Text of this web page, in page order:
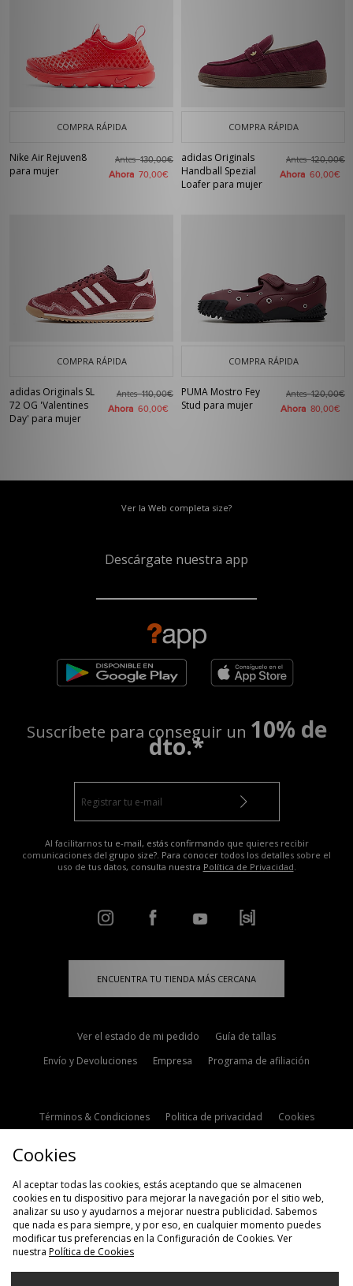
COMPRA RÁPIDA
Nike Air Rejuven8
para mujer
Antes130,00€
Ahora 70,00€
COMPRA RÁPIDA
adidas Originals
Handball Spezial
Loafer para mujer
Antes120,00€
Ahora 60,00€
COMPRA RÁPIDA
adidas Originals SL
72 OG 'Valentines
Day' para mujer
Antes110,00€
Ahora 60,00€
COMPRA RÁPIDA
PUMA Mostro Fey
Stud para mujer
Antes120,00€
Ahora 80,00€
Ver la Web completa size?
Descárgate nuestra app
Suscríbete para conseguir un 10% de
dto.*
Al facilitarnos tu e-mail, estás confirmando que quieres recibir
comunicaciones del grupo size?. Para conocer todos los detalles sobre el
uso de tus datos, consulta nuestra Política de Privacidad.
ENCUENTRA TU TIENDA MÁS CERCANA
Ver el estado de mi pedido
Guía de tallas
Envío y Devoluciones
Empresa Programa de afiliación
Términos & Condiciones Politica de privacidad
Cookies
Selecciona País
Cookies
Al aceptar todas las cookies, estás aceptando que se almacenen
cookies en tu dispositivo para mejorar la navegación por el sitio web,
analizar su uso y ayudarnos a mejorar nuestra publicidad. Sabemos
que nada es para siempre, y por eso, en cualquier momento puedes
modificar tus preferencias en la Configuración de Cookies. Ver
nuestra Política de Cookies